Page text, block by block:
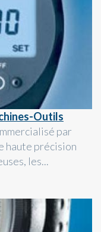
Outils
par
haute précision
les...